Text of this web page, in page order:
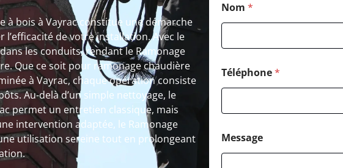
à bois à Vayrac constitue une démarche
de votre installation. Avec le
les conduits, rendant le Ramonage
Que ce soit pour ramonage chaudière
à Vayrac, chaque opération consiste
Au-delà d’un simple nettoyage, le
permet un entretien classique, mais
intervention adaptée, le Ramonage
utilisation sereine tout en prolongeant
Nom *
Téléphone*
Message